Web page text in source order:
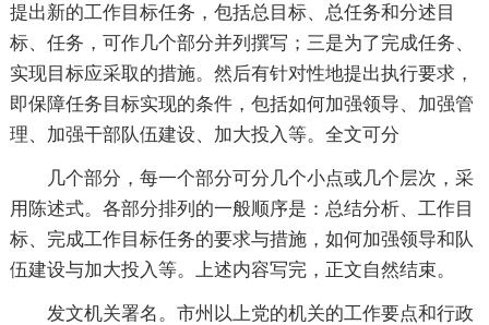
提出新的工作目标任务，包括总目标、总任务和分述目
标、任务，可作几个部分并列撰写；三是为了完成任务、
实现目标应采取的措施。然后有针对性地提出执行要求，
即保障任务目标实现的条件，包括如何加强领导、加强管
理、加强干部队伍建设、加大投入等。全文可分
几个部分，每一个部分可分几个小点或几个层次，采
用陈述式。各部分排列的一般顺序是：总结分析、工作目
标、完成工作目标任务的要求与措施，如何加强领导和队
伍建设与加大投入等。上述内容写完，正文自然结束。
发文机关署名。市州以上党的机关的工作要点和行政